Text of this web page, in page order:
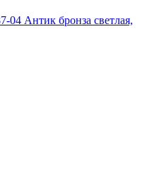
04 Антик бронза светлая,